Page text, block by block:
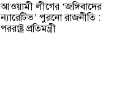
আওয়ামী লীগের ‘জঙ্গিবাদের
ন্যারেটিভ’ পুরনো রাজনীতি :
পররাষ্ট্র প্রতিমন্ত্রী